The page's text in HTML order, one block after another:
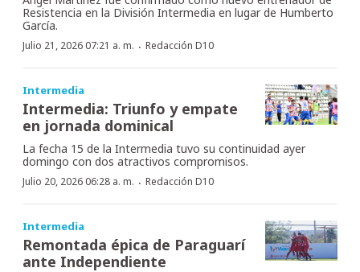
Resistencia en la División Intermedia en lugar de Humberto
García.
Julio 21, 2026 07:21 a. m. · Redacción D10
Intermedia
Intermedia: Triunfo y empate
en jornada dominical
La fecha 15 de la Intermedia tuvo su continuidad ayer
domingo con dos atractivos compromisos.
Julio 20, 2026 06:28 a. m. · Redacción D10
Intermedia
Remontada épica de Paraguarí
ante Independiente